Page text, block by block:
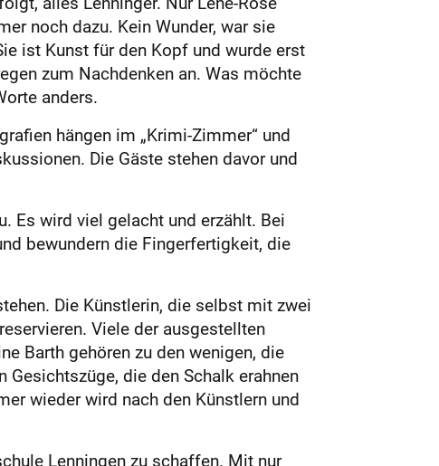
noch dazu. Kein Wunder, war sie
ist Kunst für den Kopf und wurde erst
zum Nachdenken an. Was möchte
anders.
hängen im „Krimi-Zimmer“ und
Die Gäste stehen davor und
Es wird viel gelacht und erzählt. Bei
bewundern die Fingerfertigkeit, die
Die Künstlerin, die selbst mit zwei
Viele der ausgestellten
Barth gehören zu den wenigen, die
die den Schalk erahnen
wieder wird nach den Künstlern und
Lenningen zu schaffen. Mit nur